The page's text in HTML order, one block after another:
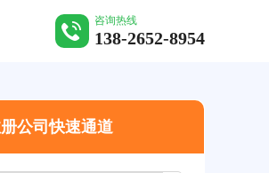
咨询热线
138-2652-8954
公司快速通道